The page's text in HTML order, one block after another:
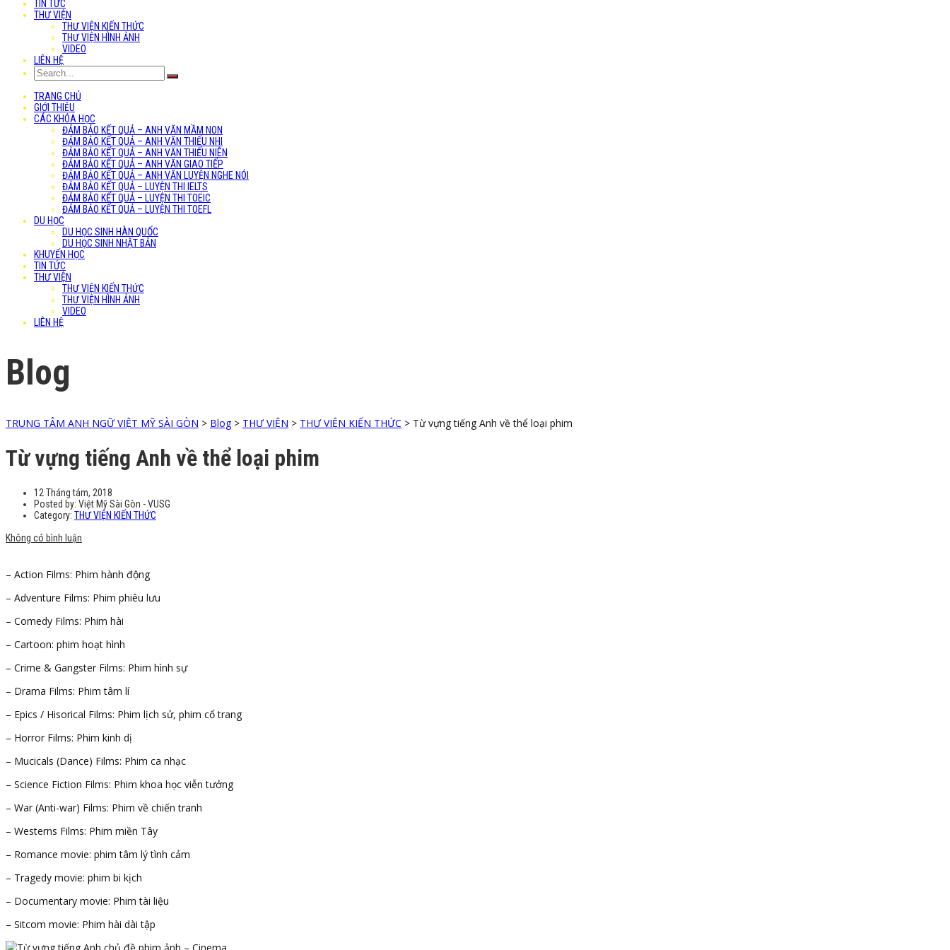
TIN TỨC
THƯ VIỆN
THƯ VIỆN KIẾN THỨC
THƯ VIỆN HÌNH ẢNH
VIDEO
LIÊN HỆ
TRANG CHỦ
GIỚI THIỆU
CÁC KHÓA HỌC
ĐẢM BẢO KẾT QUẢ – ANH VĂN MẦM NON
ĐẢM BẢO KẾT QUẢ – ANH VĂN THIẾU NHI
ĐẢM BẢO KẾT QUẢ – ANH VĂN THIẾU NIÊN
ĐẢM BẢO KẾT QUẢ – ANH VĂN GIAO TIẾP
ĐẢM BẢO KẾT QUẢ – ANH VĂN LUYỆN NGHE NÓI
ĐẢM BẢO KẾT QUẢ – LUYỆN THI IELTS
ĐẢM BẢO KẾT QUẢ – LUYỆN THI TOEIC
ĐẢM BẢO KẾT QUẢ – LUYỆN THI TOEFL
DU HỌC
DU HỌC SINH HÀN QUỐC
DU HỌC SINH NHẬT BẢN
KHUYẾN HỌC
TIN TỨC
THƯ VIỆN
THƯ VIỆN KIẾN THỨC
THƯ VIỆN HÌNH ẢNH
VIDEO
LIÊN HỆ
Blog
TRUNG TÂM ANH NGỮ VIỆT MỸ SÀI GÒN > Blog> THƯ VIỆN > THƯ VIỆN KIẾN THỨC > Từ vựng tiếng Anh về thể loại phim
Từ vựng tiếng Anh về thể loại phim
12 Tháng tám, 2018
Posted by: Việt Mỹ Sài Gòn - VUSG
Category: THƯ VIỆN KIẾN THỨC
Không có bình luận
– Action Films: Phim hành động
– Adventure Films: Phim phiêu lưu
– Comedy Films: Phim hài
– Cartoon: phim hoạt hình
– Crime & Gangster Films: Phim hình sự
– Drama Films: Phim tâm lí
– Epics / Hisorical Films: Phim lịch sử, phim cổ trang
– Horror Films: Phim kinh dị
– Mucicals (Dance) Films: Phim ca nhạc
– Science Fiction Films: Phim khoa học viễn tưởng
– War (Anti-war) Films: Phim về chiến tranh
– Westerns Films: Phim miền Tây
– Romance movie: phim tâm lý tình cảm
– Tragedy movie: phim bi kịch
– Documentary movie: Phim tài liệu
– Sitcom movie: Phim hài dài tập